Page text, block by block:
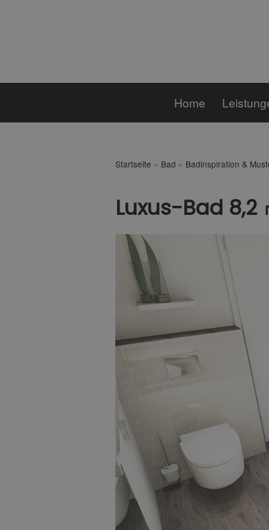
Home
Startseite » Bad » Badinspiration &
Luxus-Bad 8,2